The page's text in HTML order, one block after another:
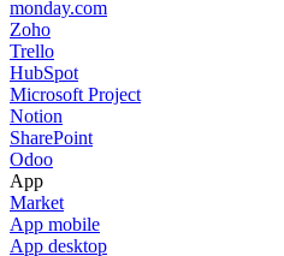
monday.com
Zoho
Trello
HubSpot
Microsoft Project
Notion
SharePoint
Odoo
App
Market
App mobile
App desktop